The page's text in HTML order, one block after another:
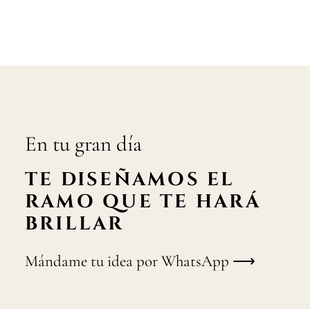
En tu gran día
TE DISEÑAMOS EL
RAMO QUE TE HARÁ
BRILLAR
Mándame tu idea por WhatsApp ⟶